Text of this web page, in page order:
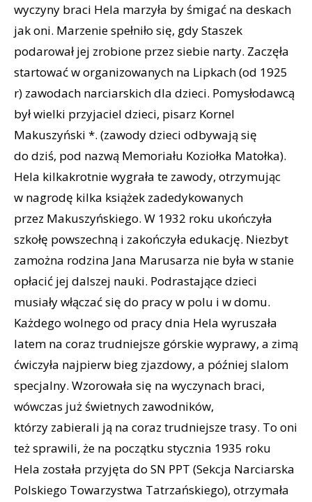
wyczyny braci Hela marzyła by śmigać na deskach
jak oni. Marzenie spełniło się, gdy Staszek
podarował jej zrobione przez siebie narty. Zaczęła
startować w organizowanych na Lipkach (od 1925
r) zawodach narciarskich dla dzieci. Pomysłodawcą
był wielki przyjaciel dzieci, pisarz Kornel
Makuszyński *. (zawody dzieci odbywają się
do dziś, pod nazwą Memoriału Koziołka Matołka).
Hela kilkakrotnie wygrała te zawody, otrzymując
w nagrodę kilka książek zadedykowanych
przez Makuszyńskiego. W 1932 roku ukończyła
szkołę powszechną i zakończyła edukację. Niezbyt
zamożna rodzina Jana Marusarza nie była w stanie
opłacić jej dalszej nauki. Podrastające dzieci
musiały włączać się do pracy w polu i w domu.
Każdego wolnego od pracy dnia Hela wyruszała
latem na coraz trudniejsze górskie wyprawy, a zimą
ćwiczyła najpierw bieg zjazdowy, a później slalom
specjalny. Wzorowała się na wyczynach braci,
wówczas już świetnych zawodników,
którzy zabierali ją na coraz trudniejsze trasy. To oni
też sprawili, że na początku stycznia 1935 roku
Hela została przyjęta do SN PPT (Sekcja Narciarska
Polskiego Towarzystwa Tatrzańskiego), otrzymała